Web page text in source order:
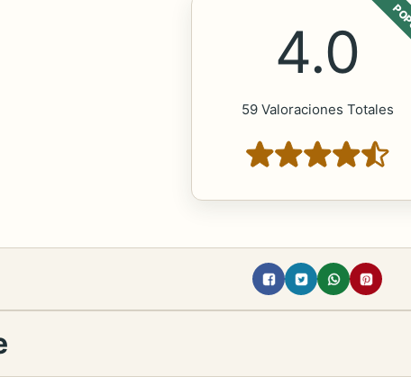
4.0
59 Valoraciones Totales